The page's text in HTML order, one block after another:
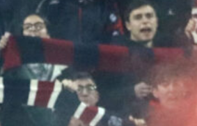
con il Como:
in uscita, Dossena e Van
del Cagliari
Di Paolo a Cagliari: lo